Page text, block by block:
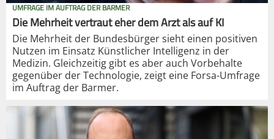
UMFRAGE IM AUFTRAG DER BARMER
Die Mehrheit vertraut eher dem Arzt als auf KI
Die Mehrheit der Bundesbürger sieht einen positiven
Nutzen im Einsatz Künstlicher Intelligenz in der
Medizin. Gleichzeitig gibt es aber auch Vorbehalte
gegenüber der Technologie, zeigt eine Forsa-Umfrage
im Auftrag der Barmer.